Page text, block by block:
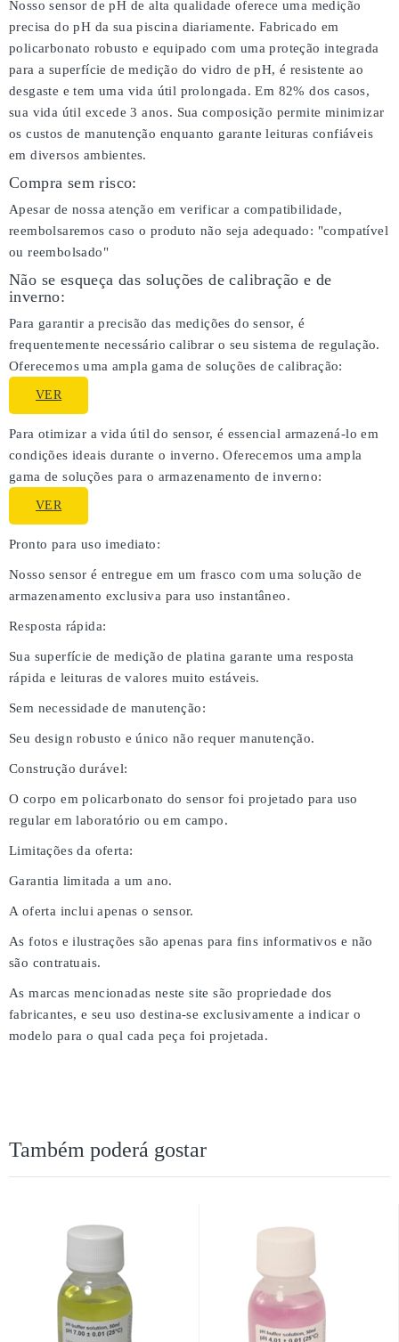
Nosso sensor de pH de alta qualidade oferece uma medição
precisa do pH da sua piscina diariamente. Fabricado em
policarbonato robusto e equipado com uma proteção integrada
para a superfície de medição do vidro de pH, é resistente ao
desgaste e tem uma vida útil prolongada. Em 82% dos casos,
sua vida útil excede 3 anos. Sua composição permite minimizar
os custos de manutenção enquanto garante leituras confiáveis
em diversos ambientes.
Compra sem risco:
Apesar de nossa atenção em verificar a compatibilidade,
reembolsaremos caso o produto não seja adequado: "compatível
ou reembolsado"
Não se esqueça das soluções de calibração e de
inverno:
Para garantir a precisão das medições do sensor, é
frequentemente necessário calibrar o seu sistema de regulação.
Oferecemos uma ampla gama de soluções de calibração:
VER
Para otimizar a vida útil do sensor, é essencial armazená-lo em
condições ideais durante o inverno. Oferecemos uma ampla
gama de soluções para o armazenamento de inverno:
VER
Pronto para uso imediato:
Nosso sensor é entregue em um frasco com uma solução de
armazenamento exclusiva para uso instantâneo.
Resposta rápida:
Sua superfície de medição de platina garante uma resposta
rápida e leituras de valores muito estáveis.
Sem necessidade de manutenção:
Seu design robusto e único não requer manutenção.
Construção durável:
O corpo em policarbonato do sensor foi projetado para uso
regular em laboratório ou em campo.
Limitações da oferta:
Garantia limitada a um ano.
A oferta inclui apenas o sensor.
As fotos e ilustrações são apenas para fins informativos e não
são contratuais.
As marcas mencionadas neste site são propriedade dos
fabricantes, e seu uso destina-se exclusivamente a indicar o
modelo para o qual cada peça foi projetada.
Também poderá gostar